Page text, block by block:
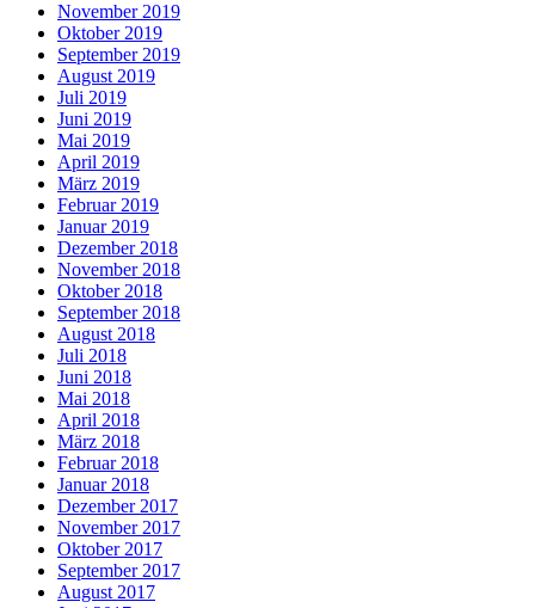
November 2019
Oktober 2019
September 2019
August 2019
Juli 2019
Juni 2019
Mai 2019
April 2019
März 2019
Februar 2019
Januar 2019
Dezember 2018
November 2018
Oktober 2018
September 2018
August 2018
Juli 2018
Juni 2018
Mai 2018
April 2018
März 2018
Februar 2018
Januar 2018
Dezember 2017
November 2017
Oktober 2017
September 2017
August 2017